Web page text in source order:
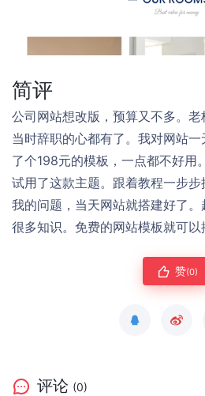
简评
公司网站想改版，预算又不多。老
当时辞职的心都有了。我对网站
了个198元的模板，一点都不好用
试用了这款主题。跟着教程一步
我的问题，当天网站就搭建好了
很多知识。免费的网站模板就可以
赞(0)
评论 (0)